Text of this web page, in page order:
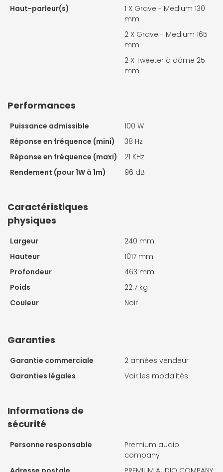
Haut-parleur(s) 1 X Grave - Medium 130
mm
2 X Grave - Medium 165
mm
2 X Tweeter à dôme 25
mm
Performances
Puissance admissible
100 W
Réponse en fréquence (mini)
38 Hz
Réponse en fréquence (maxi)
21 KHz
Rendement (pour 1W à 1m)
96 dB
Caractéristiques
physiques
Largeur
240 mm
Hauteur
1017 mm
Profondeur
463 mm
Poids
22.7 kg
Couleur
Noir
Garanties
Garantie commerciale
2 années vendeur
Garanties légales
Voir les modalités
Informations de
sécurité
Personne responsable
Premium audio
company